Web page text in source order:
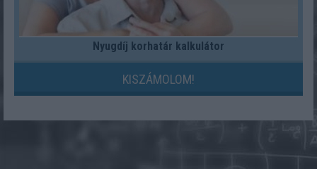
Nyugdíj korhatár kalkulátor
KISZÁMOLOM!